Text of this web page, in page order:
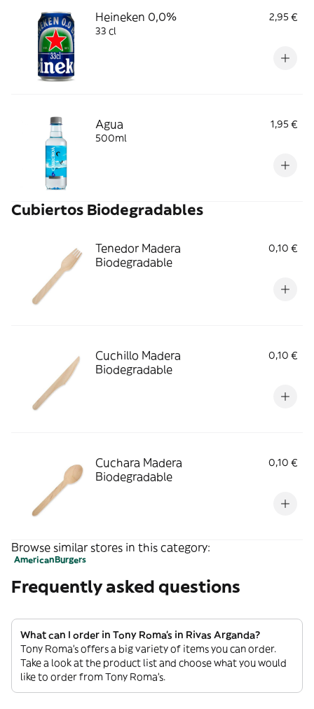
Heineken 0,0%
2,95 €
33 cl
Agua
1,95 €
500ml
Cubiertos Biodegradables
Tenedor Madera
Biodegradable
0,10 €
Cuchillo Madera
Biodegradable
0,10 €
Cuchara Madera
Biodegradable
0,10 €
Browse similar stores in this category:
AmericanBurgers
Frequently asked questions
What can I order in Tony Roma's in Rivas Arganda?
Tony Roma's offers a big variety of items you can order.
Take a look at the product list and choose what you would
like to order from Tony Roma's.